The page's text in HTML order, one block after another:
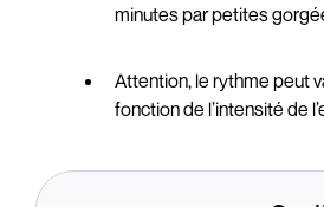
minutes par petites
Attention, le rythme peut
fonction de l’intensité de